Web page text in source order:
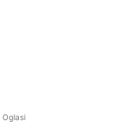
Oglasi